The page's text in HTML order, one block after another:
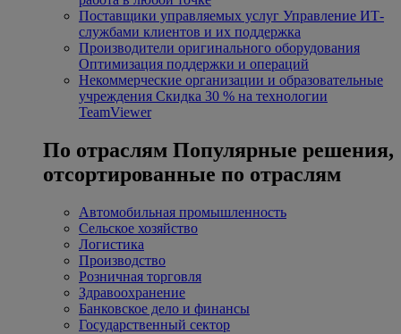
Поставщики управляемых услуг Управление ИТ-
службами клиентов и их поддержка
Производители оригинального оборудования
Оптимизация поддержки и операций
Некоммерческие организации и образовательные
учреждения Скидка 30 % на технологии
TeamViewer
По отраслям Популярные решения,
отсортированные по отраслям
Автомобильная промышленность
Сельское хозяйство
Логистика
Производство
Розничная торговля
Здравоохранение
Банковское дело и финансы
Государственный сектор